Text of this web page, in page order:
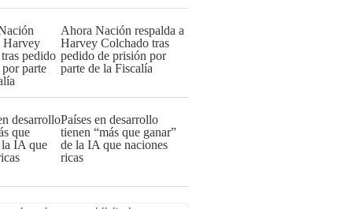
Ahora Nación respalda a
Harvey Colchado tras
pedido de prisión por
parte de la Fiscalía
Países en desarrollo
tienen “más que ganar”
de la IA que naciones
ricas